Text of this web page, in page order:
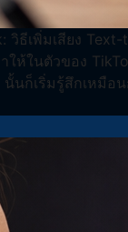
วิธีเพิ่มเสียง
ให้ในตัวของ
นั้นก็เริ่มรู้สึกเหมื